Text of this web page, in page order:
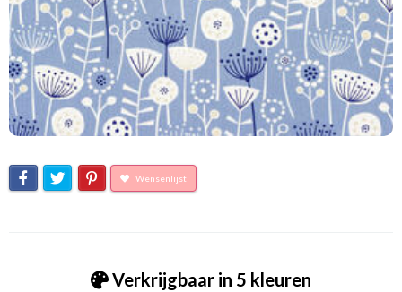
Wensenlijst
Verkrijgbaar in 5 kleuren